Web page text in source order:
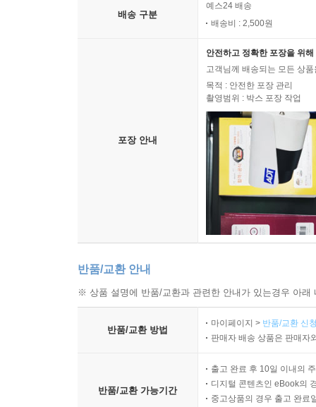
배송 구분
예스24 배송
배송비 : 2,500원
포장 안내
안전하고 정확한 포장을 위
고객님께 배송되는 모든 상
목적 : 안전한 포장 관리
촬영범위 : 박스 포장 작업
반품/교환 안내
※ 상품 설명에 반품/교환과 관련한 안내가 있는경우 아
반품/교환 방법
마이페이지 > 반품/교환 신
판매자 배송 상품은 판매자
반품/교환 가능기간
출고 완료 후 10일 이내의
디지털 콘텐츠인 eBook의
중고상품의 경우 출고 완료